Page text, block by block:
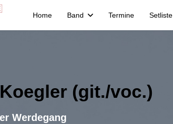
Home Band Termine Setliste
(git./voc.)
Werdegang